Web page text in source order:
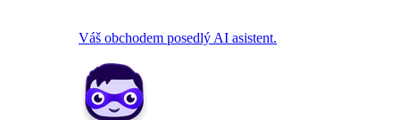
Váš obchodem posedlý AI asistent.